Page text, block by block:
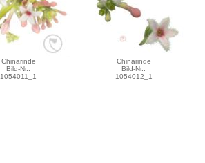
Chinarinde
Bild-Nr.:
1054011_1
Chinarinde
Bild-Nr.:
1054012_1